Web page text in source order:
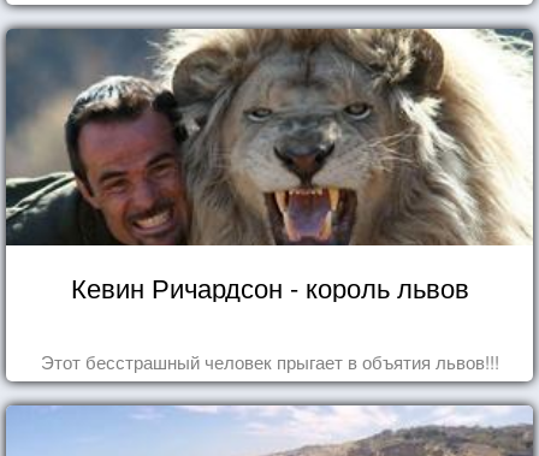
Кевин Ричардсон - король львов
Этот бесстрашный человек прыгает в объятия львов!!!